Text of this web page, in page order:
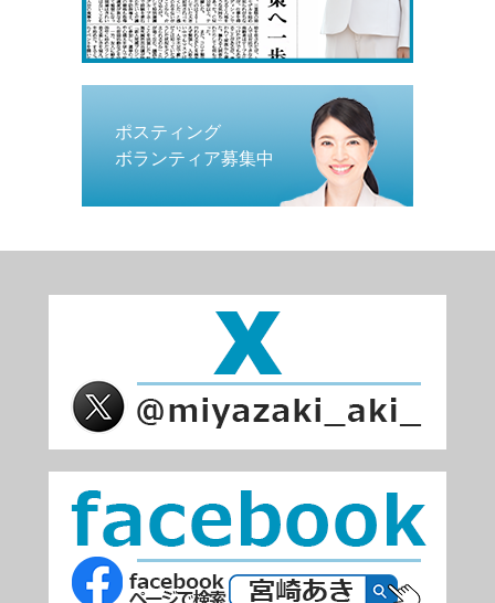
ポスティング
ボランティア募集中